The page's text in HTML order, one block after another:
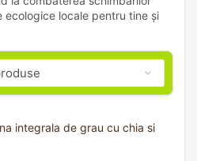
ecologice locale pentru tine și